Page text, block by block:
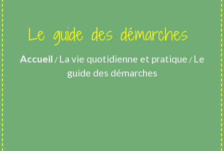
Le guide des démarches
Accueil / La vie quotidienne et pratique / Le
guide des démarches